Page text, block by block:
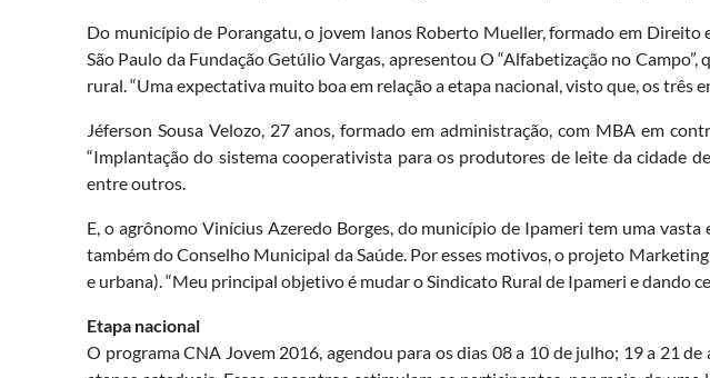
Do município de Porangatu, o jovem Ianos Roberto Mueller, formado em Direito
São Paulo da Fundação Getúlio Vargas, apresentou O “Alfabetização no
rural. “Uma expectativa muito boa em relação a etapa nacional, visto que, os três
Jéferson Sousa Velozo, 27 anos, formado em administração, com MBA em
“Implantação do sistema cooperativista para os produtores de leite da cidade
entre outros.
E, o agrônomo Vinícius Azeredo Borges, do município de Ipameri tem uma
também do Conselho Municipal da Saúde. Por esses motivos, o projeto
e urbana). “Meu principal objetivo é mudar o Sindicato Rural de Ipameri e dando
Etapa nacional
O programa CNA Jovem 2016, agendou para os dias 08 a 10 de julho; 19 a 21